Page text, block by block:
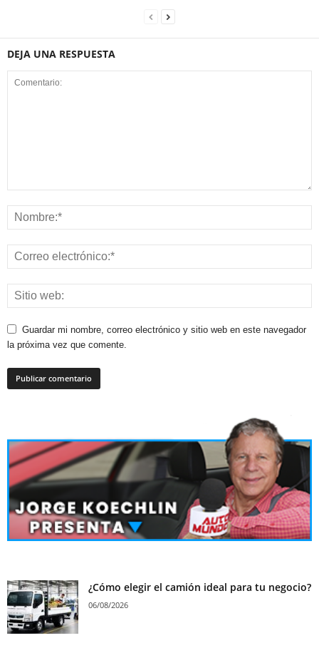
DEJA UNA RESPUESTA
Guardar mi nombre, correo electrónico y sitio web en este navegador
la próxima vez que comente.
¿Cómo elegir el camión ideal para tu negocio?
06/08/2026